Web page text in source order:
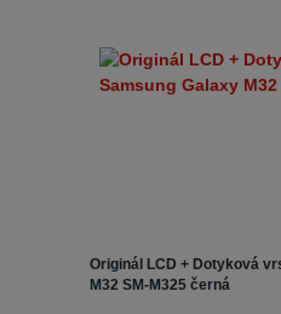
Originál LCD + Dotyková
M32 SM-M325 černá